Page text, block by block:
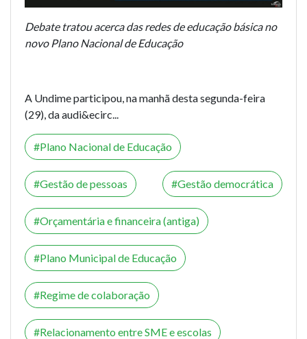
Debate tratou acerca das redes de educação básica no
novo Plano Nacional de Educação
A Undime participou, na manhã desta segunda-feira
(29), da audi&ecirc...
Plano Nacional de Educação
Gestão de pessoas Gestão democrática
Orçamentária e financeira (antiga)
Plano Municipal de Educação
Regime de colaboração
Relacionamento entre SME e escolas